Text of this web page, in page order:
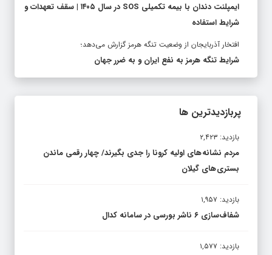
ایمپلنت دندان با بیمه تکمیلی SOS در سال ۱۴۰۵ | سقف تعهدات و
شرایط استفاده
افتخار آذربایجان از وضعیت تنگه هرمز گزارش می‌دهد؛
شرایط تنگه هرمز به نفع ایران و به ضرر جهان
پربازدیدترین ها
بازدید: ۲,۴۲۳
مردم نشانه های اولیه کرونا را جدی بگیرند/ چهار رقمی ماندن
بستری های گیلان
بازدید: ۱,۹۵۷
شفاف‌سازی ۶ ناشر بورسی در سامانه کدال
بازدید: ۱,۵۷۷